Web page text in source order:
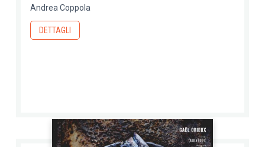
Andrea Coppola
DETTAGLI